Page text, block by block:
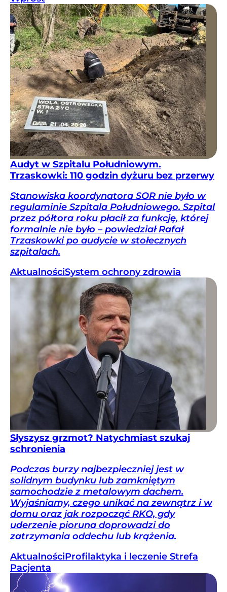
Audyt w Szpitalu Południowym.
Trzaskowki: 110 godzin dyżuru bez przerwy
Stanowiska koordynatora SOR nie było w
regulaminie Szpitala Południowego. Szpital
przez półtora roku płacił za funkcję, której
formalnie nie było – powiedział Rafał
Trzaskowki po audycie w stołecznych
szpitalach.
AktualnościSystem ochrony zdrowia
Słyszysz grzmot? Natychmiast szukaj
schronienia
Podczas burzy najbezpieczniej jest w
solidnym budynku lub zamkniętym
samochodzie z metalowym dachem.
Wyjaśniamy, czego unikać na zewnątrz i w
domu oraz jak rozpocząć RKO, gdy
uderzenie pioruna doprowadzi do
zatrzymania oddechu lub krążenia.
AktualnościProfilaktyka i leczenie Strefa
Pacjenta